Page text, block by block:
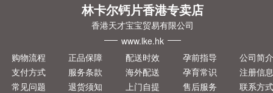
林卡尔钙片香港专卖店
香港天才宝宝贸易有限公司
www.lke.hk
购物流程
支付方式
常见问题
正品保障
服务条款
退货须知
配送时效
海外配送
上门自提
孕前指导
孕育常识
售后服务
公司简
注册信
联系方